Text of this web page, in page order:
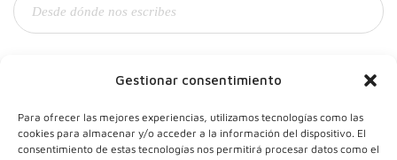
Gestionar consentimiento
Para ofrecer las mejores experiencias, utilizamos tecnologías como las
cookies para almacenar y/o acceder a la información del dispositivo. El
consentimiento de estas tecnologías nos permitirá procesar datos como el